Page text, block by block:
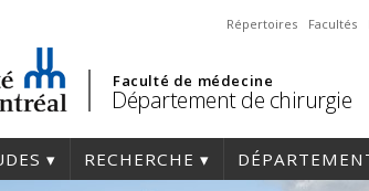
Répertoires Facultés
Faculté de médecine
Département de chirurgie
RECHERCHE